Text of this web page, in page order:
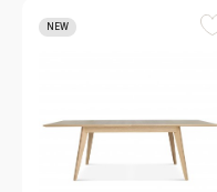
NEW